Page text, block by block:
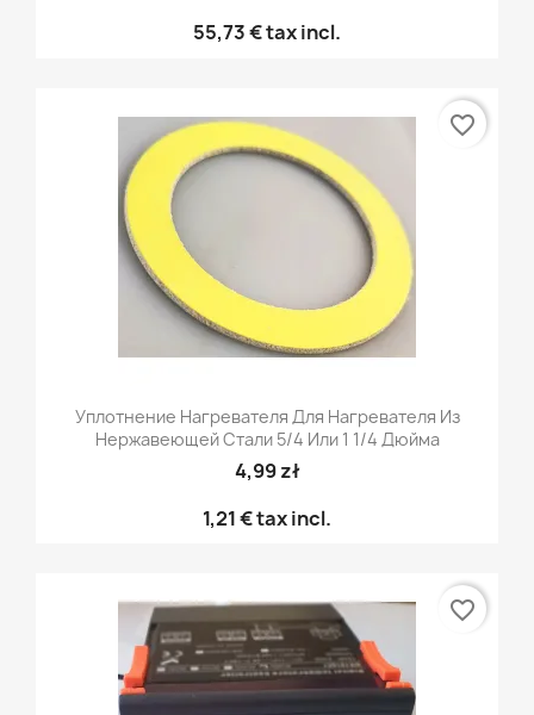
55,73 €tax incl.
Уплотнение Нагревателя Для Нагревателя Из
Нержавеющей Стали 5/4 Или 1 1/4 Дюйма
4,99 zł
1,21 €tax incl.
favorite_border
favorite_border